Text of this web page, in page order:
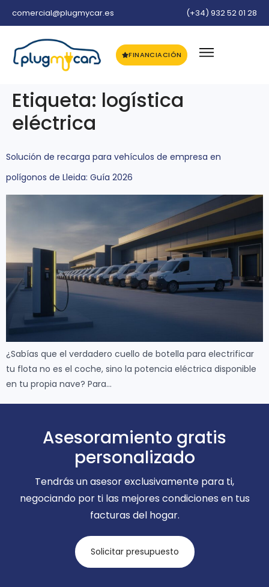
comercial@plugmycar.es (+34) 932 52 01 28
FINANCIACIÓN
Etiqueta: logística
eléctrica
Solución de recarga para vehículos de empresa en
polígonos de Lleida: Guía 2026
¿Sabías que el verdadero cuello de botella para electrificar
tu flota no es el coche, sino la potencia eléctrica disponible
en tu propia nave? Para…
Asesoramiento gratis
personalizado
Tendrás un asesor exclusivamente para ti,
negociando por ti las mejores condiciones en tus
facturas del hogar.
Solicitar presupuesto